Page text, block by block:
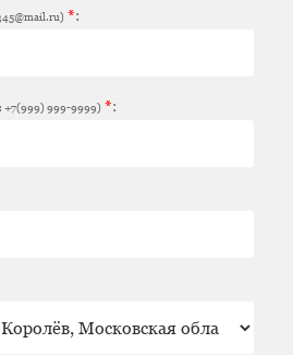
*:
+7(999) 999-9999) *: